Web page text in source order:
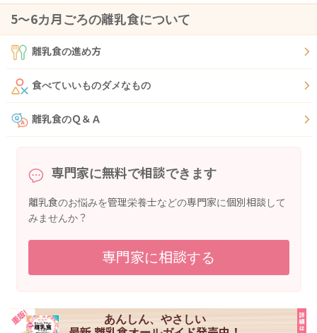
5〜6カ月ごろの離乳食について
離乳食の進め方
食べていいものダメなもの
離乳食のＱ＆Ａ
専門家に無料で相談できます
離乳食のお悩みを管理栄養士などの専門家に個別相談して
みませんか？
専門家に相談する
あんしん、やさしい